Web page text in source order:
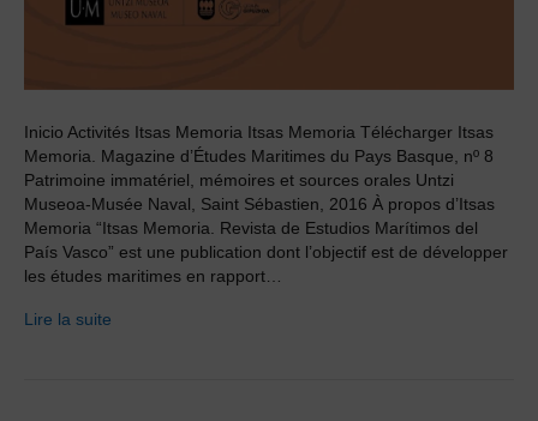
Inicio Activités Itsas Memoria Itsas Memoria Télécharger Itsas
Memoria. Magazine d’Études Maritimes du Pays Basque, nº 8
Patrimoine immatériel, mémoires et sources orales Untzi
Museoa-Musée Naval, Saint Sébastien, 2016 À propos d’Itsas
Memoria “Itsas Memoria. Revista de Estudios Marítimos del
País Vasco” est une publication dont l’objectif est de développer
les études maritimes en rapport…
Lire la suite